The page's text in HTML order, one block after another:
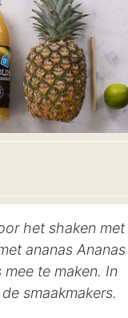
het shaken met
ananas Ananas
te maken. In
smaakmakers.